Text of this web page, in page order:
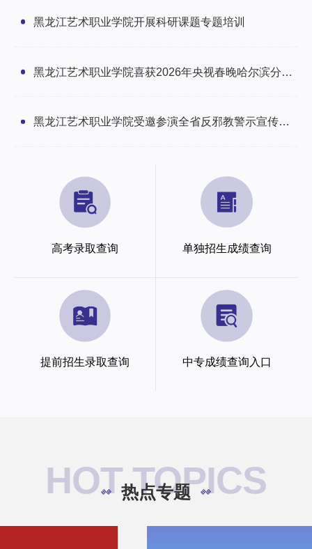
培训班圆满举办
黑龙江艺术职业学院开展科研课题专题培训
黑龙江艺术职业学院喜获2026年央视春晚哈尔滨分会
场感谢信
黑龙江艺术职业学院受邀参演全省反邪教警示宣传文
高考录取查询 单独招生成绩查询
提前招生录取查询 中专成绩查询入口
HOT TOPICS
热点专题